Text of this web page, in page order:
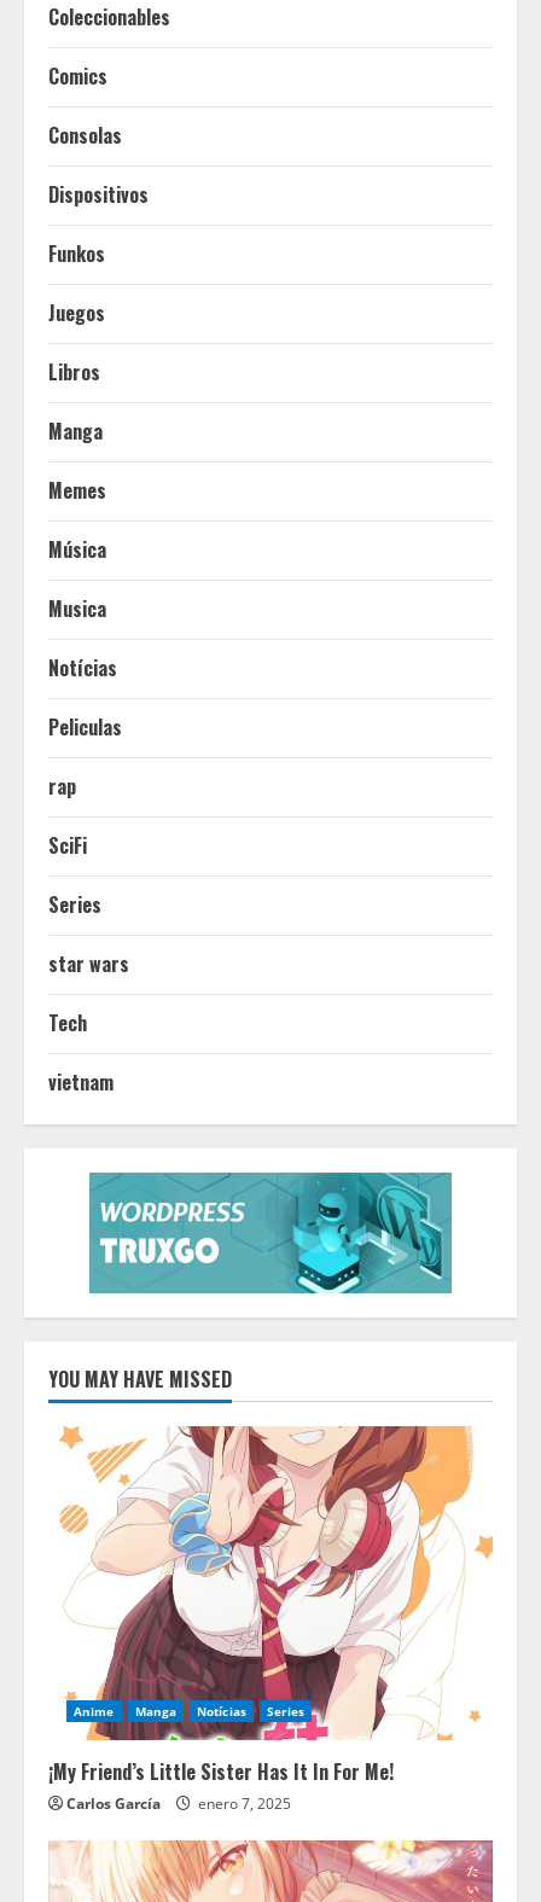
Coleccionables
Comics
Consolas
Dispositivos
Funkos
Juegos
Libros
Manga
Memes
Música
Musica
Notícias
Peliculas
rap
SciFi
Series
star wars
Tech
vietnam
YOU MAY HAVE MISSED
Anime Manga Notícias Series
¡My Friend’s Little Sister Has It In For Me!
Carlos García enero 7, 2025